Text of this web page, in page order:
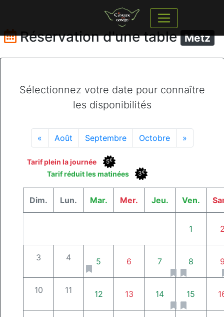
Réservation d'une table Metz
Sélectionnez votre date pour connaître
les disponibilités
« Août Septembre Octobre »
5€
Tarif plein la journée
3€
Tarif réduit les matinées
Dim. Lun. Mar. Mer. Jeu. Ven.
1
3 4 5 6 7 8
10 11 12 13 14 15